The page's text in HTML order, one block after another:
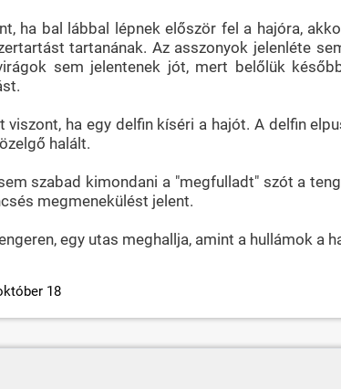
ha bal lábbal lépnek először fel a hajóra,
tartanának. Az asszonyok jelenléte
sem jelentenek jót, mert belőlük
viszont, ha egy delfin kíséri a hajót. A delfin
halált.
szabad kimondani a "megfulladt" szót a
megmenekülést jelent.
egy utas meghallja, amint a hullámok
18